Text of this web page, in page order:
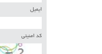
ایمیل
کد امنیتی